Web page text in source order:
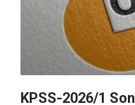
KPSS-2026/1